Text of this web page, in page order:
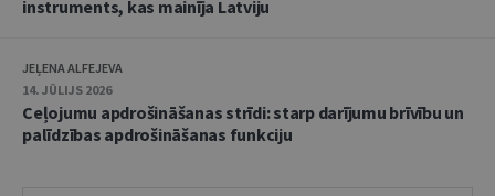
instruments, kas mainīja Latviju
JEĻENA ALFEJEVA
14. JŪLIJS 2026
Ceļojumu apdrošināšanas strīdi: starp darījumu brīvību un
palīdzības apdrošināšanas funkciju